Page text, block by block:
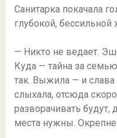
Санитарка покачала
глубокой, бессильной
— Никто не ведает.
Куда — тайна за
так. Выжила — и слава
слыхала, отсюда
разворачивать
места нужны.